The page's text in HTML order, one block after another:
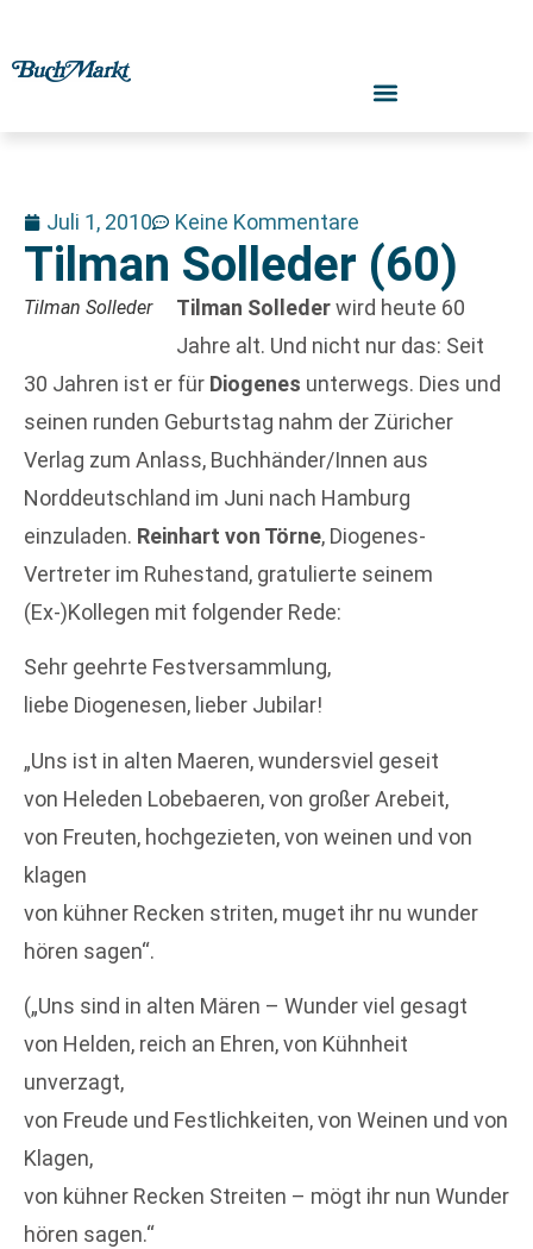
Juli 1, 2010 Keine Kommentare
Tilman Solleder (60)
Tilman Solleder Tilman Sollederwird heute 60
Jahre alt. Und nicht nur das: Seit
30 Jahren ist er für Diogenes unterwegs. Dies und
seinen runden Geburtstag nahm der Züricher
Verlag zum Anlass, Buchhänder/Innen aus
Norddeutschland im Juni nach Hamburg
einzuladen. Reinhart von Törne, Diogenes-
Vertreter im Ruhestand, gratulierte seinem
(Ex-)Kollegen mit folgender Rede:
Sehr geehrte Festversammlung,
liebe Diogenesen, lieber Jubilar!
„Uns ist in alten Maeren, wundersviel geseit
von Heleden Lobebaeren, von großer Arebeit,
von Freuten, hochgezieten, von weinen und von
klagen
von kühner Recken striten, muget ihr nu wunder
hören sagen“.
(„Uns sind in alten Mären – Wunder viel gesagt
von Helden, reich an Ehren, von Kühnheit
unverzagt,
von Freude und Festlichkeiten, von Weinen und von
Klagen,
von kühner Recken Streiten – mögt ihr nun Wunder
hören sagen.“